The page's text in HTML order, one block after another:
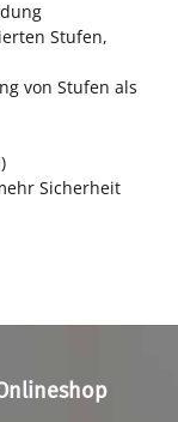
Stufen,
von Stufen als
Sicherheit